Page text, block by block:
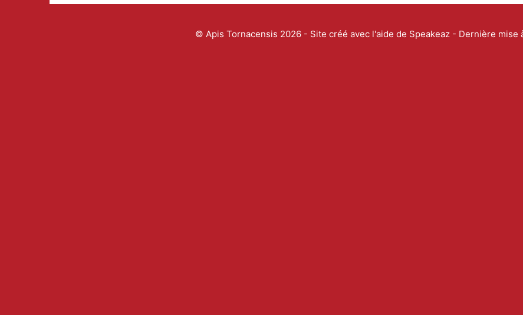
© Apis Tornacensis 2026 - Site créé avec l'aide de Speakeaz- Dernière mise